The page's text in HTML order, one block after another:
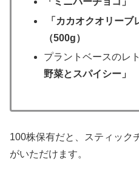
「カカオクオリー
（500g）
プラントベースのレ
野菜とスパイシー」
100株保有だと、スティック
がいただけます。